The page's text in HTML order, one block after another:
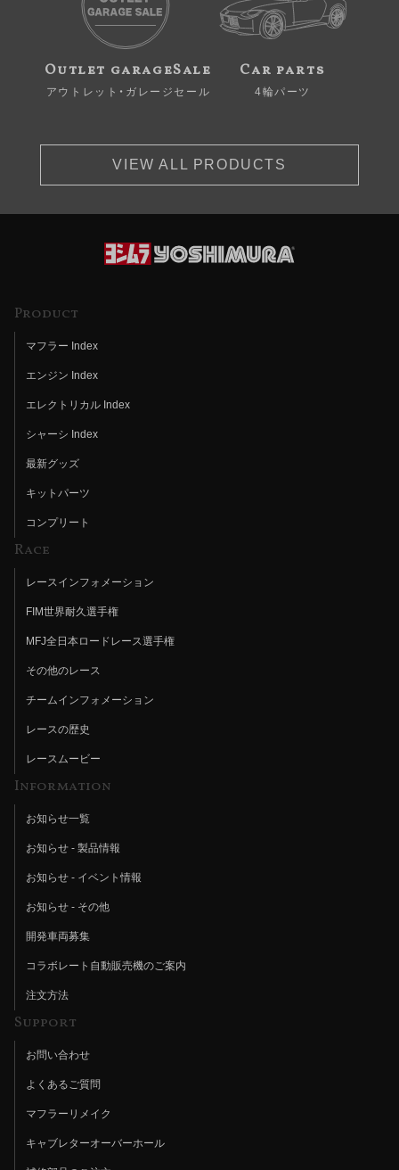
Outlet garageSale
アウトレット・ガレージセール
Car parts
4輪パーツ
VIEW ALL PRODUCTS
Product
マフラー Index
エンジン Index
エレクトリカル Index
シャーシ Index
最新グッズ
キットパーツ
コンプリート
Race
レースインフォメーション
FIM世界耐久選手権
MFJ全日本ロードレース選手権
その他のレース
チームインフォメーション
レースの歴史
レースムービー
Information
お知らせ一覧
お知らせ - 製品情報
お知らせ - イベント情報
お知らせ - その他
開発車両募集
コラボレート自動販売機のご案内
注文方法
Support
お問い合わせ
よくあるご質問
マフラーリメイク
キャブレターオーバーホール